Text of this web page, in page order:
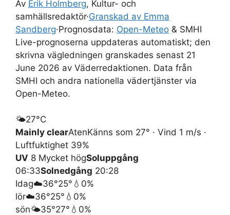
Av Erik Holmberg, Kultur- och
samhällsredaktör·Granskad av Emma
Sandberg·Prognosdata: Open-Meteo & SMHI
Live-prognoserna uppdateras automatiskt; den
skrivna vägledningen granskades senast 21
June 2026 av Väderredaktionen. Data från
SMHI och andra nationella vädertjänster via
Open-Meteo.
🌤️27°C
Mainly clearAtenKänns som 27° · Vind 1 m/s ·
Luftfuktighet 39%
UV 8 Mycket högSoluppgång
06:33Solnedgång 20:28
Idag☁️36°25° 💧0%
lör☁️36°25° 💧0%
sön🌤️35°27° 💧0%